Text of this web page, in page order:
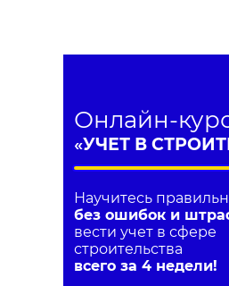
«УЧЕТ В
Онлайн-
Научитесь
без ошибок и
вести учет в сфере
строительства
всего за 4 недели!